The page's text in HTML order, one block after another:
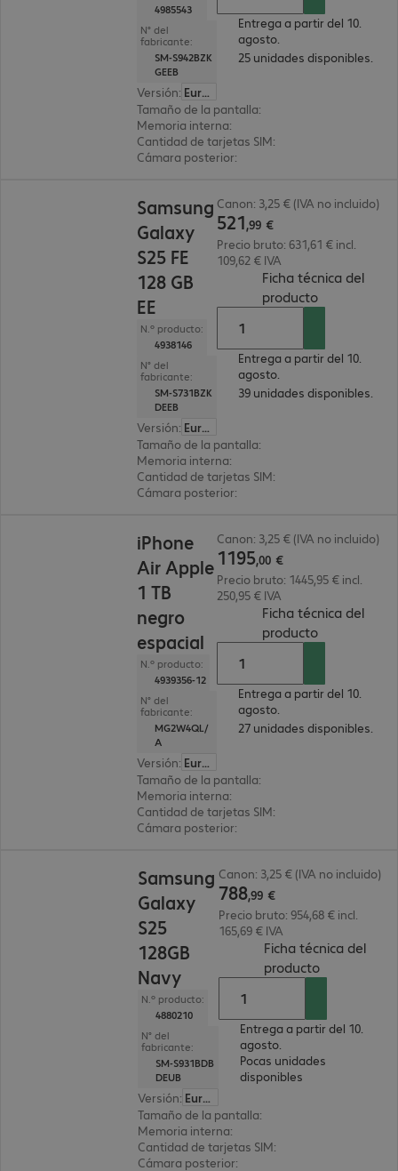
4985543
N° del
fabricante:
SM-S942BZK
GEEB
Versión:
Europa
Tamaño de la pantalla:
Memoria interna:
Cantidad de tarjetas SIM:
Cámara posterior:
Entrega a partir del 10.
agosto.
25 unidades disponibles.
Samsung
Galaxy
S25 FE
128 GB
EE
N.º producto:
4938146
N° del
fabricante:
SM-S731BZK
DEEB
Versión:
Europa
Tamaño de la pantalla:
Memoria interna:
Cantidad de tarjetas SIM:
Cámara posterior:
Canon: 3,25 € (IVA no incluido)
521,99 €
Precio bruto: 631,61 € incl.
109,62 € IVA
Ficha técnica del
producto(
Entrega a partir del 10.
agosto.
39 unidades disponibles.
iPhone
Air Apple
1 TB
negro
espacial
N.º producto:
4939356-12
N° del
fabricante:
MG2W4QL/
A
Versión:
Europa
Tamaño de la pantalla:
Memoria interna:
Cantidad de tarjetas SIM:
Cámara posterior:
Canon: 3,25 € (IVA no incluido)
1195,00 €
Precio bruto: 1445,95 € incl.
250,95 € IVA
Ficha técnica del
producto(
Entrega a partir del 10.
agosto.
27 unidades disponibles.
Samsung
Galaxy
S25
128GB
Navy
N.º producto:
4880210
N° del
fabricante:
SM-S931BDB
DEUB
Versión:
Europa
Tamaño de la pantalla:
Memoria interna:
Cantidad de tarjetas SIM:
Cámara posterior:
Canon: 3,25 € (IVA no incluido)
788,99 €
Precio bruto: 954,68 € incl.
165,69 € IVA
Ficha técnica del
producto(
Entrega a partir del 10.
agosto.
Pocas unidades
disponibles